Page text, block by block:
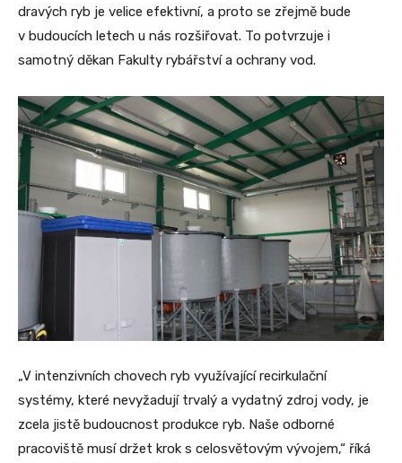
dravých ryb je velice efektivní, a proto se zřejmě bude
v budoucích letech u nás rozšiřovat. To potvrzuje i
samotný děkan Fakulty rybářství a ochrany vod.
„V intenzivních chovech ryb využívající recirkulační
systémy, které nevyžadují trvalý a vydatný zdroj vody, je
zcela jistě budoucnost produkce ryb. Naše odborné
pracoviště musí držet krok s celosvětovým vývojem,“ říká